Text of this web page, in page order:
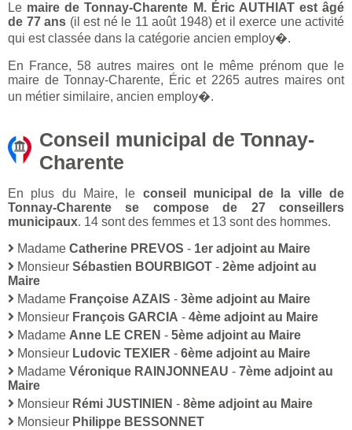
Le maire de Tonnay-Charente M. Éric AUTHIAT est âgé
de 77 ans (il est né le 11 août 1948) et il exerce une activité
qui est classée dans la catégorie ancien employ�.
En France, 58 autres maires ont le même prénom que le
maire de Tonnay-Charente, Éric et 2265 autres maires ont
un métier similaire, ancien employ�.
Conseil municipal de Tonnay-
Charente
En plus du Maire, le conseil municipal de la ville de
Tonnay-Charente se compose de 27 conseillers
municipaux. 14 sont des femmes et 13 sont des hommes.
Madame Catherine PREVOS - 1er adjoint au Maire
Monsieur Sébastien BOURBIGOT - 2ème adjoint au
Maire
Madame Françoise AZAIS - 3ème adjoint au Maire
Monsieur François GARCIA - 4ème adjoint au Maire
Madame Anne LE CREN - 5ème adjoint au Maire
Monsieur Ludovic TEXIER - 6ème adjoint au Maire
Madame Véronique RAINJONNEAU - 7ème adjoint au
Maire
Monsieur Rémi JUSTINIEN - 8ème adjoint au Maire
Monsieur Philippe BESSONNET